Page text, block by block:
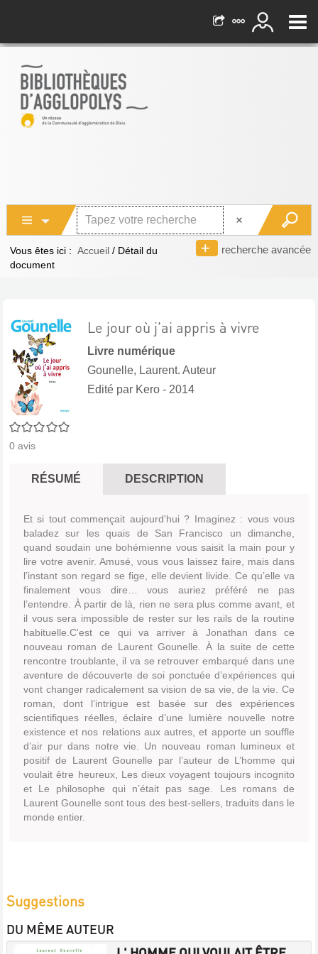
recherche avancée
Vous êtes ici : Accueil / Détail du
document
0/5
0 avis
Le jour où j'ai appris à vivre
Livre numérique
Gounelle, Laurent. Auteur
Edité par Kero - 2014
RÉSUMÉ DESCRIPTION
Et si tout commençait aujourd'hui ? Imaginez : vous vous
baladez sur les quais de San Francisco un dimanche,
quand soudain une bohémienne vous saisit la main pour y
lire votre avenir. Amusé, vous vous laissez faire, mais dans
l’instant son regard se fige, elle devient livide. Ce qu’elle va
finalement vous dire… vous auriez préféré ne pas
l’entendre. À partir de là, rien ne sera plus comme avant, et
il vous sera impossible de rester sur les rails de la routine
habituelle.C'est ce qui va arriver à Jonathan dans ce
nouveau roman de Laurent Gounelle. À la suite de cette
rencontre troublante, il va se retrouver embarqué dans une
aventure de découverte de soi ponctuée d’expériences qui
vont changer radicalement sa vision de sa vie, de la vie. Ce
roman, dont l’intrigue est basée sur des expériences
scientifiques réelles, éclaire d’une lumière nouvelle notre
existence et nos relations aux autres, et apporte un souffle
d’air pur dans notre vie. Un nouveau roman lumineux et
positif de Laurent Gounelle par l’auteur de L’homme qui
voulait être heureux, Les dieux voyagent toujours incognito
et Le philosophe qui n’était pas sage. Les romans de
Laurent Gounelle sont tous des best-sellers, traduits dans le
monde entier.
Suggestions
DU MÊME AUTEUR